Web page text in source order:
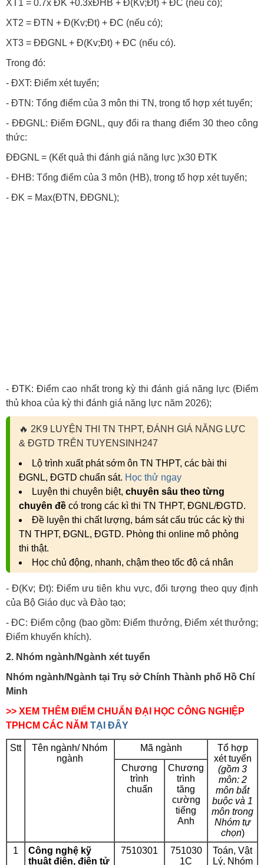
XT1 = 0.7x ĐK +0.3xĐHB + Đ(Kv;Đt) + ĐC (nếu có);
XT2 = ĐTN + Đ(Kv;Đt) + ĐC (nếu có);
XT3 = ĐĐGNL + Đ(Kv;Đt) + ĐC (nếu có).
Trong đó:
- ĐXT: Điểm xét tuyển;
- ĐTN: Tổng điểm của 3 môn thi TN, trong tổ hợp xét tuyển;
- ĐĐGNL: Điểm ĐGNL, quy đổi ra thang điểm 30 theo công
thức:
ĐĐGNL = (Kết quả thi đánh giá năng lực )x30 ĐTK
- ĐHB: Tổng điểm của 3 môn (HB), trong tổ hợp xét tuyển;
- ĐK = Max(ĐTN, ĐĐGNL);
- ĐTK: Điểm cao nhất trong kỳ thi đánh giá năng lực (Điểm
thủ khoa của kỳ thi đánh giá năng lực năm 2026);
🔥 2K9 LUYỆN THI TN THPT, ĐÁNH GIÁ NĂNG LỰC
& ĐGTD TRÊN TUYENSINH247
Lộ trình xuất phát sớm ôn TN THPT, các bài thi
ĐGNL, ĐGTD chuẩn sát. Học thử ngay
Luyện thi chuyên biệt, chuyên sâu theo từng
chuyên đề có trong các kì thi TN THPT, ĐGNL/ĐGTD.
Đề luyện thi chất lượng, bám sát cấu trúc các kỳ thi
TN THPT, ĐGNL, ĐGTD. Phòng thi online mô phỏng
thi thật.
Học chủ động, nhanh, chậm theo tốc độ cá nhân
- Đ(Kv; Đt): Điểm ưu tiên khu vực, đối tượng theo quy định
của Bộ Giáo dục và Đào tạo;
- ĐC: Điểm cộng (bao gồm: Điểm thưởng, Điểm xét thưởng;
Điểm khuyến khích).
2. Nhóm ngành/Ngành xét tuyển
Nhóm ngành/Ngành tại Trụ sở Chính Thành phố Hồ Chí
Minh
>> XEM THÊM ĐIỂM CHUẨN ĐẠI HỌC CÔNG NGHIỆP
TPHCM CÁC NĂM TẠI ĐÂY
Stt
Tên ngành/ Nhóm
ngành
Mã ngành
Tổ hợp
xét tuyển
(gồm 3
môn: 2
môn bắt
buộc và 1
môn trong
Nhóm tự
chọn)
Chương
trình
chuẩn
Chương
trình
tăng
cường
tiếng
Anh
1
Công nghệ kỹ
thuật điện, điện tử
7510301
751030
1C
Toán, Vật
Lý, Nhóm